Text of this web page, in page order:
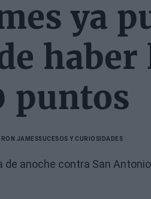
ya
haber
puntos
JAMESSUCESOS Y CURIOSIDADES
de anoche contra San